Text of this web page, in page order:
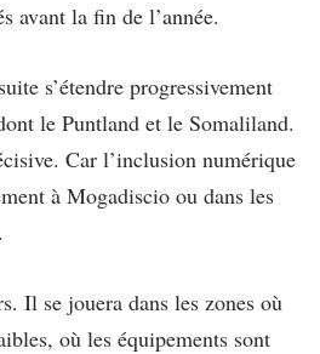
avant la fin de l’année.
s’étendre progressivement
le Puntland et le Somaliland.
Car l’inclusion numérique
à Mogadiscio ou dans les
Il se jouera dans les zones où
où les équipements sont